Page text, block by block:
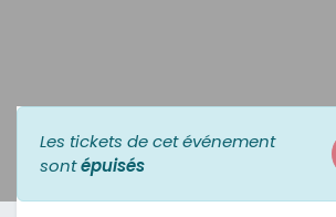
Les tickets de cet événement
sontépuisés